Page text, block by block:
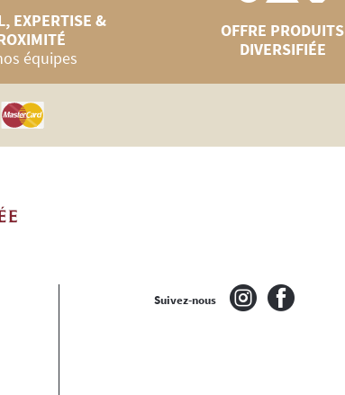
EXPERTISE &
équipes
OFFRE PRODUITS
DIVERSIFIÉE
Suivez-nous